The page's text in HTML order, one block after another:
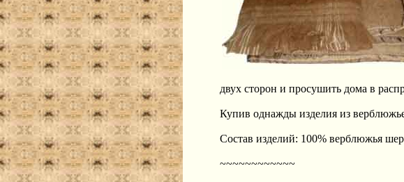
двух сторон и просушить дома в
Купив однажды изделия из
Состав изделий: 100% верблюжья
~~~~~~~~~~~~